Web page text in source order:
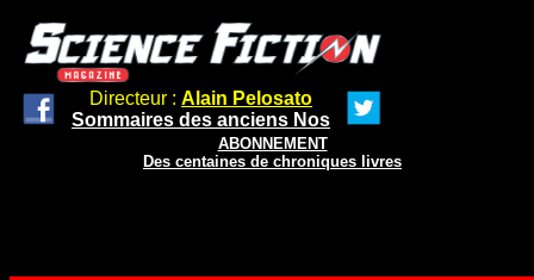
Directeur : Alain Pelosato
Sommaires des anciens Nos
ABONNEMENT
Des centaines de chroniques livres